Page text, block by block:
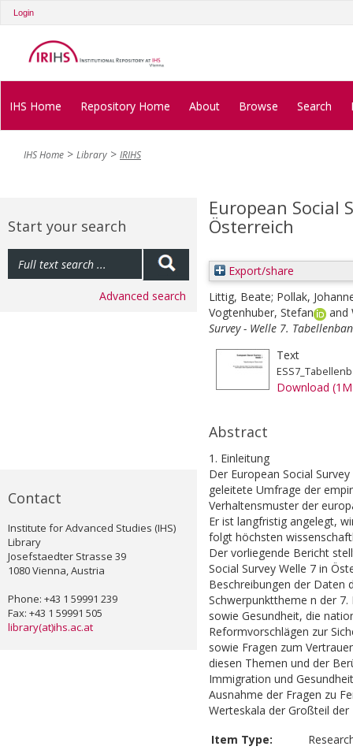
Login
IHS Home Repository Home About Browse Search
IHS Home Library IRIHS
Start your search
Advanced search
Contact
Institute for Advanced Studies (IHS)
Library
Josefstaedter Strasse 39
1080 Vienna, Austria
Phone: +43 1 59991 239
Fax: +43 1 59991 505
library(at)ihs.ac.at
European Social
Österreich
Export/share
Littig, Beate; Pollak,
Vogtenhuber, Stefan
and
Survey - Welle 7.
Text
Download
Abstract
1. Einleitung
Der European Social
geleitete Umfrage der
Verhaltensmuster der
Er ist langfristig angelegt,
folgt höchsten
Der vorliegende Bericht
Social Survey Welle 7 in
Beschreibungen der Daten
Schwerpunkttheme n der
sowie Gesundheit, die
Reformvorschlägen zur
sowie Fragen zum
diesen Themen und der
Immigration und
Ausnahme der Fragen zu
Werteskala der Großteil
Item Type: